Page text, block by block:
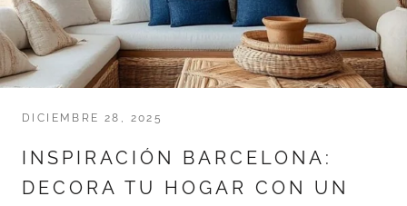
DICIEMBRE 28, 2025
INSPIRACIÓN BARCELONA:
DECORA TU HOGAR CON UN